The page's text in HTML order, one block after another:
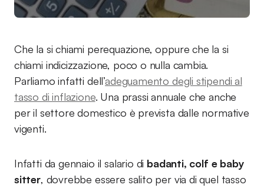
Che la si chiami perequazione, oppure che la si
chiami indicizzazione, poco o nulla cambia.
Parliamo infatti dell’adeguamento degli stipendi al
tasso di inflazione. Una prassi annuale che anche
per il settore domestico è prevista dalle normative
vigenti.
Infatti da gennaio il salario di badanti, colf e baby
sitter, dovrebbe essere salito per via di quel tasso